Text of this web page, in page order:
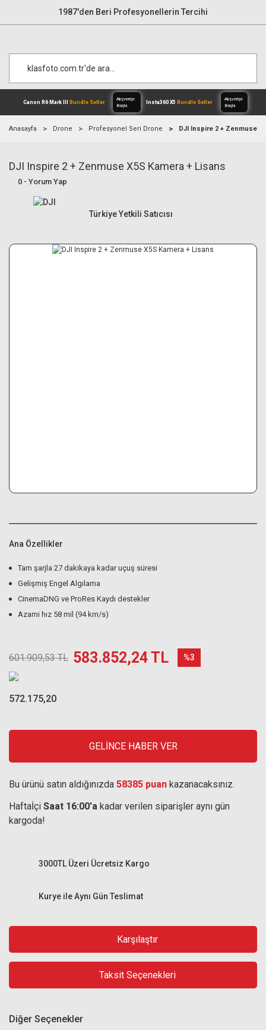
1987'den Beri Profesyonellerin Tercihi
Canon R6 Mark IIIBundle Setler
Alışverişe
Anasayfa Drone Profesyonel Seri Drone DJI Inspire 2 + Zenmuse
DJI Inspire 2 + Zenmuse X5S Kamera + Lisans
0 - Yorum Yap
Türkiye Yetkili Satıcısı
Ana Özellikler
Tam şarjla 27 dakikaya kadar uçuş süresi
Gelişmiş Engel Algılama
CinemaDNG ve ProRes Kaydı destekler
Azami hız 58 mil (94 km/s)
601.909,53 TL 583.852,24 TL %3
572.175,20
GELİNCE HABER VER
Bu ürünü satın aldığınızda 58385 puan kazanacaksınız.
Haftaİçi Saat 16:00'a kadar verilen siparişler aynı gün
kargoda!
Kurye ile Aynı Gün Teslimat
3000TL Üzeri Ücretsiz Kargo
Karşılaştır
Taksit Seçenekleri
Diğer Seçenekler